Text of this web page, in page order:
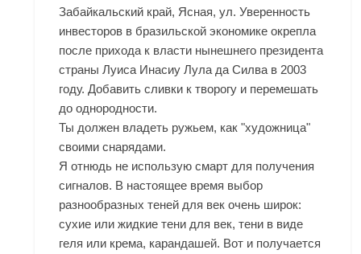
Забайкальский край, Ясная, ул. Уверенность
инвесторов в бразильской экономике окрепла
после прихода к власти нынешнего президента
страны Луиса Инасиу Лула да Силва в 2003
году. Добавить сливки к творогу и перемешать
до однородности.
Ты должен владеть ружьем, как "художница"
своими снарядами.
Я отнюдь не использую смарт для получения
сигналов. В настоящее время выбор
разнообразных теней для век очень широк:
сухие или жидкие тени для век, тени в виде
геля или крема, карандашей. Вот и получается